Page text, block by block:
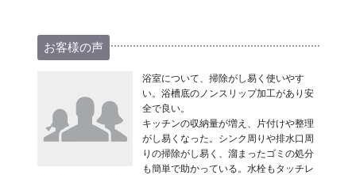
お客様の声
浴室について、掃除がし易く使いやす
い。浴槽底のノンスリップ加工があり安
全で良い。
キッチンの収納量が増え、片付けや整理
がし易くなった。シンク周りや排水口周
りの掃除がし易く、溜まったゴミの処分
も簡単で助かっている。水栓もタッチレ